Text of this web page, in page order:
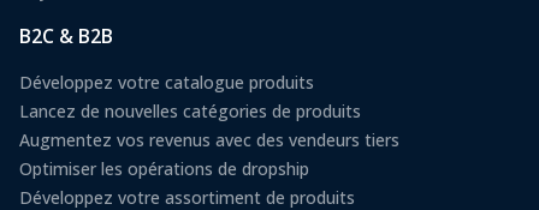
B2C & B2B
Développez votre catalogue produits
Lancez de nouvelles catégories de produits
Augmentez vos revenus avec des vendeurs tiers
Optimiser les opérations de dropship
Développez votre assortiment de produits